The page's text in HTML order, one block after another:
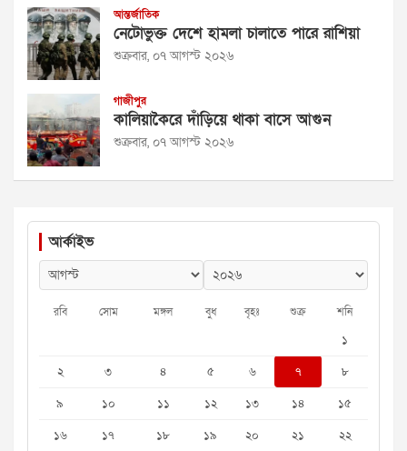
আন্তর্জাতিক
নেটোভুক্ত দেশে হামলা চালাতে পারে রাশিয়া
শুক্রবার, ০৭ আগস্ট ২০২৬
গাজীপুর
কালিয়াকৈরে দাঁড়িয়ে থাকা বাসে আগুন
শুক্রবার, ০৭ আগস্ট ২০২৬
আর্কাইভ
রবি সোম মঙ্গল বুধ বৃহঃ শুক্র শনি
১
২
৩ ৪ ৫ ৬ ৭
৮
৯
১০ ১১ ১২ ১৩ ১৪
১৫
১৬
১৭ ১৮ ১৯ ২০ ২১ ২২